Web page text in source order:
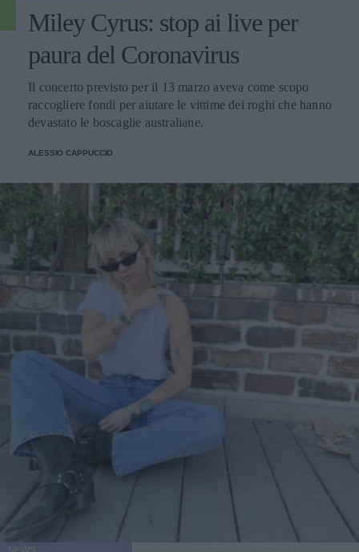
Miley Cyrus: stop ai live per
paura del Coronavirus
Il concerto previsto per il 13 marzo aveva come scopo
raccogliere fondi per aiutare le vittime dei roghi che hanno
devastato le boscaglie australiane.
ALESSIO CAPPUCCIO